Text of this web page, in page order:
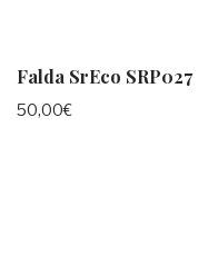
Falda SrEco SRP027
50,00€